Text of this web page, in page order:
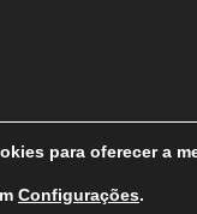
para oferecer a
Configurações.